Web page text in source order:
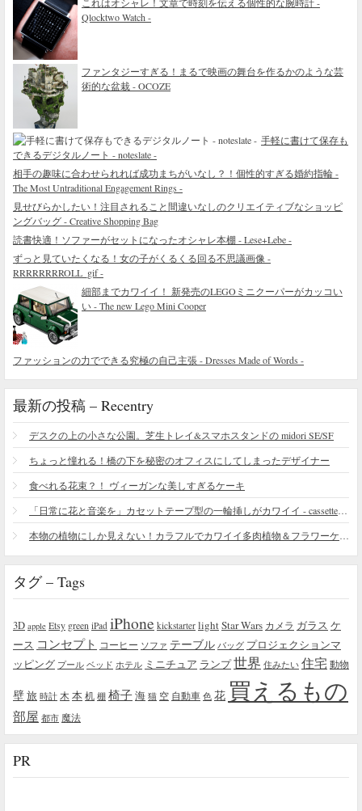
Qlocktwo Watch -
ファンタジーすぎる！まるで映画の舞台を作るかのような芸
術的な盆栽 - OCOZE
手軽に書けて保存も
できるデジタルノート - noteslate -
相手の趣味に合わせられれば成功まちがいなし？！個性的すぎる婚約指輪 -
The Most Untraditional Engagement Rings -
見せびらかしたい！注目されること間違いなしのクリエイティブなショッピ
ングバッグ - Creative Shopping Bag
読書快適！ソファーがセットになったオシャレ本棚 - Lese+Lebe -
ずっと見ていたくなる！女の子がくるくる回る不思議画像 -
RRRRRRRROLL_gif -
細部までカワイイ！ 新発売のLEGOミニクーパーがカッコい
い - The new Lego Mini Cooper
ファッションの力でできる究極の自己主張 - Dresses Made of Words -
最新の投稿 – Recentry
デスクの上の小さな公園。芝生トレイ&スマホスタンドの midori SE/SF
ちょっと憧れる！橋の下を秘密のオフィスにしてしまったデザイナー
食べれる花束？！ ヴィーガンな美しすぎるケーキ
タグ – Tags
3D apple Etsy green iPad iPhone kickstarter lightStar Wars カメラ ガラス ケ
ース コンセプト コーヒー ソファ テーブル バッグ プロジェクションマ
ッピング プール ベッド ホテル ミニチュア ランプ世界 住みたい 住宅 動物
壁旅 時計 木 本机 棚 椅子海 猫 空 自動車 色 花 買えるもの
部屋 都市 魔法
PR